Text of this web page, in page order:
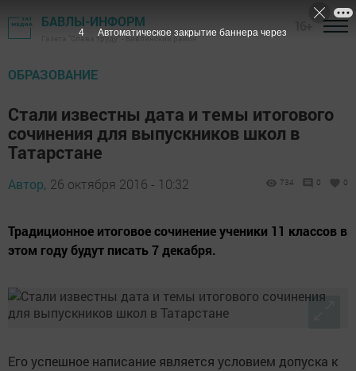
БАВЛЫ-ИНФОРМ
Газета "Слава труду" - Бавлинский район
ОБРАЗОВАНИЕ
Стали известны дата и темы итогового
сочинения для выпускников школ в
Татарстане
Автор, 26 октября 2016 - 10:32 734 0 0
Традиционное итоговое сочинение ученики 11 классов в
этом году будут писать 7 декабря.
Его успешное написание является условием допуска к
3 Автоматическое закрытие баннера через